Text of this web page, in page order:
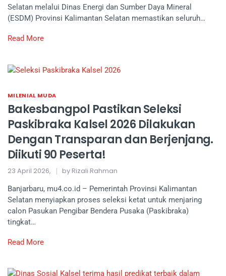
Selatan melalui Dinas Energi dan Sumber Daya Mineral
(ESDM) Provinsi Kalimantan Selatan memastikan seluruh…
Read More
MILENIAL MUDA
Bakesbangpol Pastikan Seleksi
Paskibraka Kalsel 2026 Dilakukan
Dengan Transparan dan Berjenjang.
Diikuti 90 Peserta!
23 April 2026, by Rizali Rahman
Banjarbaru, mu4.co.id – Pemerintah Provinsi Kalimantan
Selatan menyiapkan proses seleksi ketat untuk menjaring
calon Pasukan Pengibar Bendera Pusaka (Paskibraka)
tingkat…
Read More